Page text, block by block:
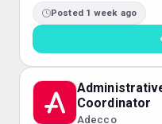
Posted 1 week ago
Coordinator
Adecco